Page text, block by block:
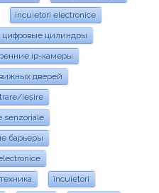
încuietori electronice
цифровые цилиндры
ip-камеры
дверей
ieșire
senzoriale
барьеры
încuietori